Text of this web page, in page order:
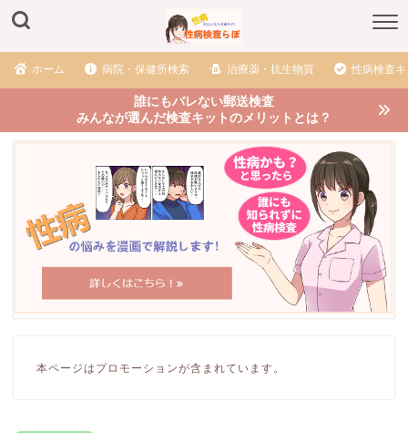
ホーム 病院・保健所検索 治療薬・抗生物質 性病検査
誰にもバレない郵送検査
みんなが選んだ検査キットのメリットとは？
本ページはプロモーションが含まれています。